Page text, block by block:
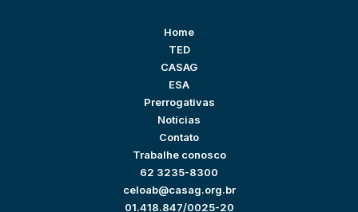
Home
TED
CASAG
ESA
Prerrogativas
Notícias
Contato
Trabalhe conosco
62 3235-8300
celoab@casag.org.br
01.418.847/0025-20